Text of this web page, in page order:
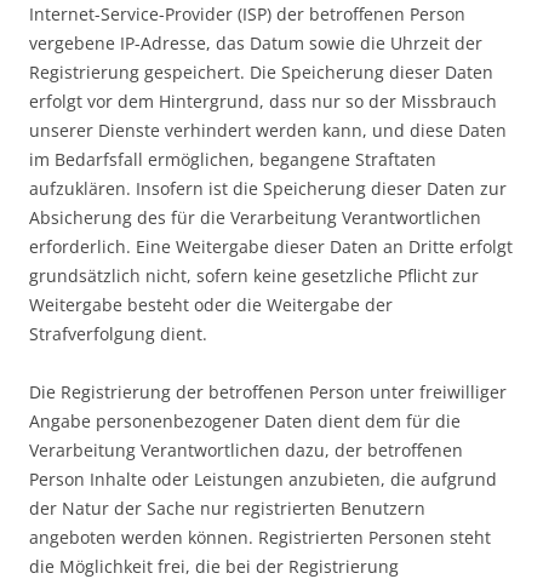
Internet-Service-Provider (ISP) der betroffenen Person
vergebene IP-Adresse, das Datum sowie die Uhrzeit der
Registrierung gespeichert. Die Speicherung dieser Daten
erfolgt vor dem Hintergrund, dass nur so der Missbrauch
unserer Dienste verhindert werden kann, und diese Daten
im Bedarfsfall ermöglichen, begangene Straftaten
aufzuklären. Insofern ist die Speicherung dieser Daten zur
Absicherung des für die Verarbeitung Verantwortlichen
erforderlich. Eine Weitergabe dieser Daten an Dritte erfolgt
grundsätzlich nicht, sofern keine gesetzliche Pflicht zur
Weitergabe besteht oder die Weitergabe der
Strafverfolgung dient.
Die Registrierung der betroffenen Person unter freiwilliger
Angabe personenbezogener Daten dient dem für die
Verarbeitung Verantwortlichen dazu, der betroffenen
Person Inhalte oder Leistungen anzubieten, die aufgrund
der Natur der Sache nur registrierten Benutzern
angeboten werden können. Registrierten Personen steht
die Möglichkeit frei, die bei der Registrierung